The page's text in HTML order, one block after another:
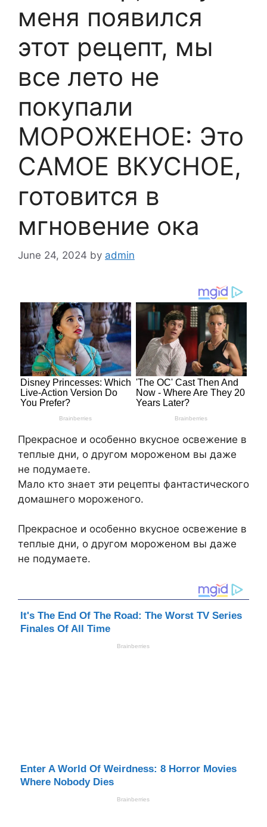
меня появился
этот рецепт, мы
все лето не
покупали
МОРОЖЕНОЕ: Это
САМОЕ ВКУСНОЕ,
готовится в
мгновение ока
June 24, 2024 by admin
Прекрасное и особенно вкусное освежение в
теплые дни, о другом мороженом вы даже
не подумаете.
Мало кто знает эти рецепты фантастического
домашнего мороженого.
Прекрасное и особенно вкусное освежение в
теплые дни, о другом мороженом вы даже
не подумаете.